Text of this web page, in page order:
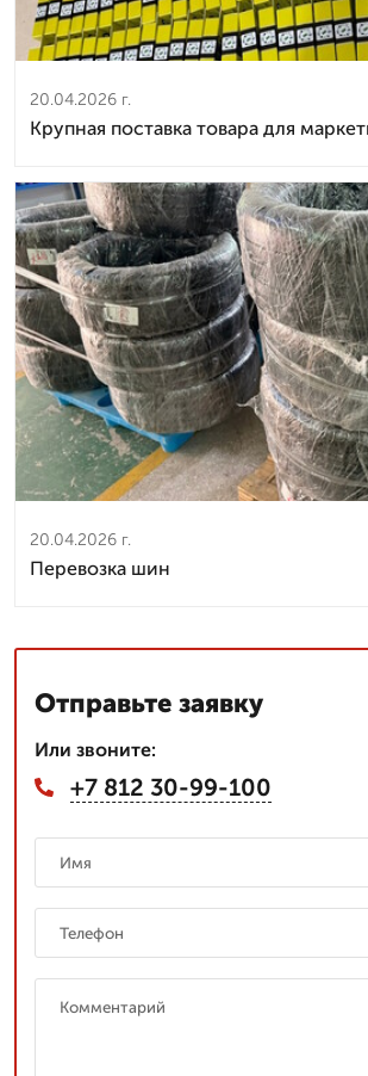
20.04.2026 г.
Крупная поставка товара для
20.04.2026 г.
Перевозка шин
Отправьте заявку
Или звоните:
+7 812 30-99-100